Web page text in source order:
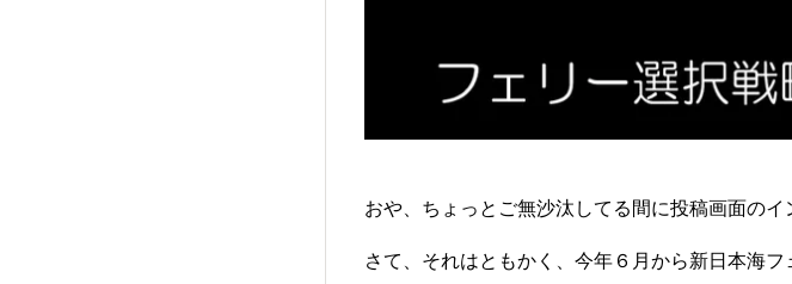
おや、ちょっとご無沙汰してる間に投稿画面の
さて、それはともかく、今年６月から新日本海フ